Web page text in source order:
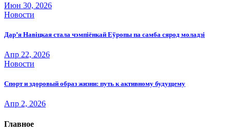
Июн 30, 2026
Новости
Дар’я Навіцкая стала чэмпіёнкай Еўропы па самба сярод моладзі
Апр 22, 2026
Новости
Спорт и здоровый образ жизни: путь к активному будущему
Апр 2, 2026
Главное